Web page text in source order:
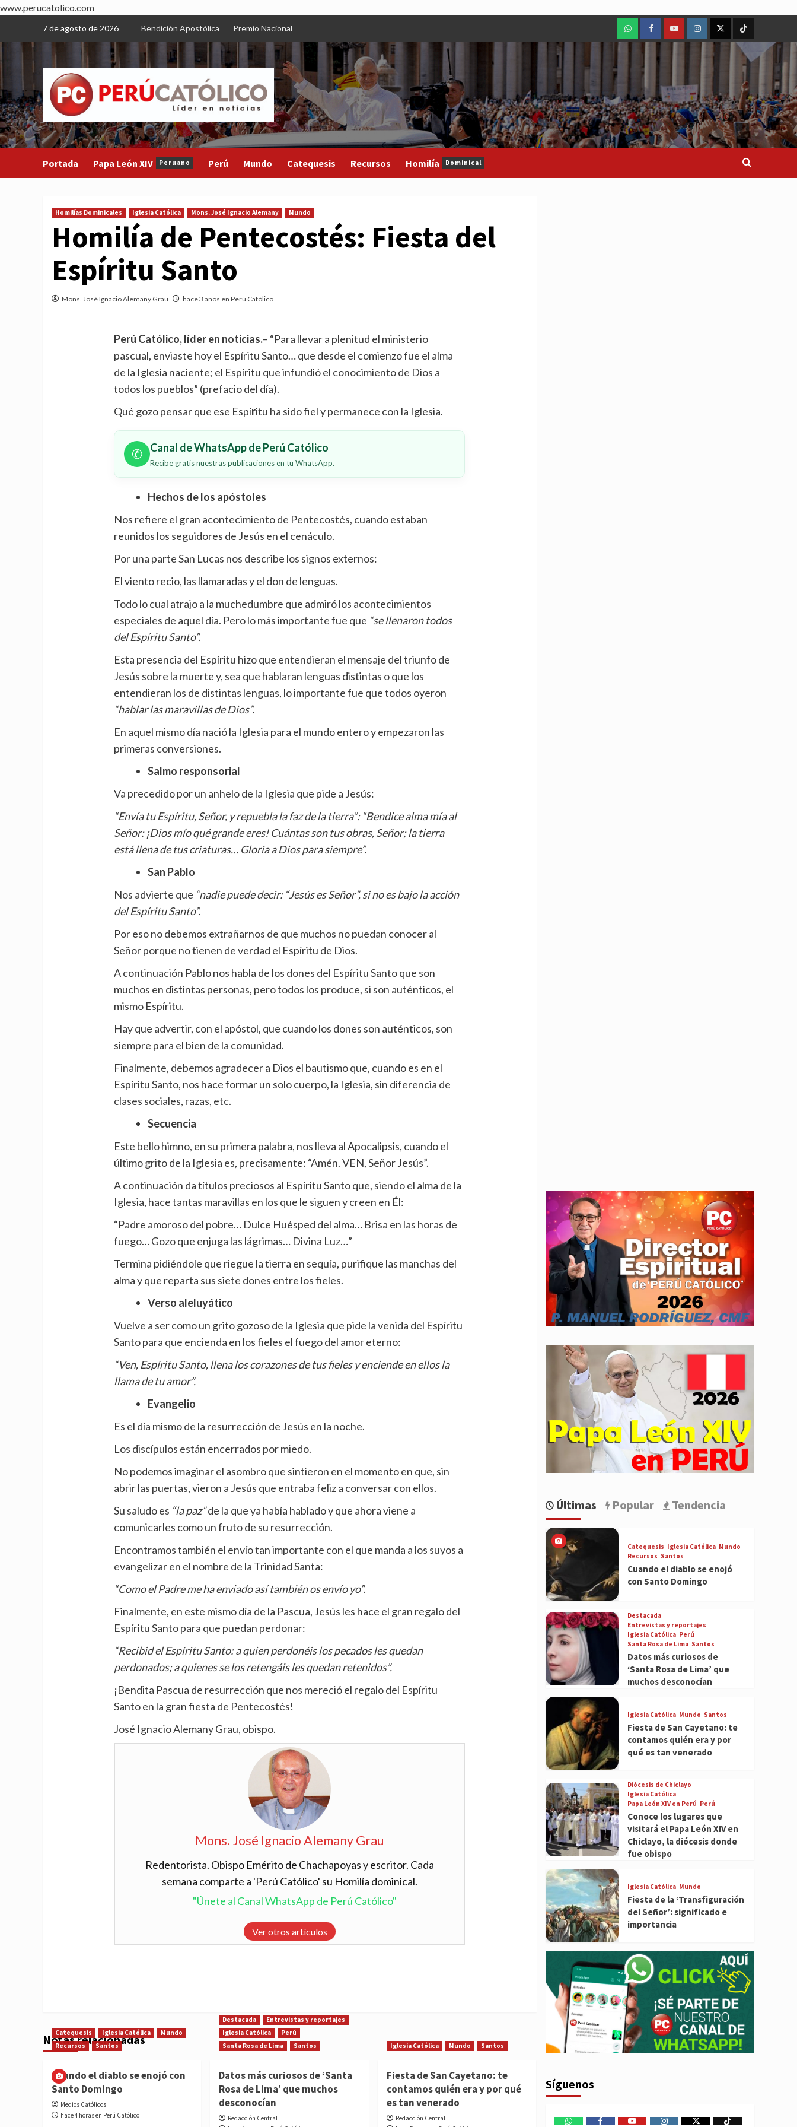
www.perucatolico.com
content
7 de agosto de 2026 Bendición Apostólica Premio Nacional
WhatsAppFacebookYoutubeInstagram
X TikTok
Portada Papa León XIV Peruano Perú Mundo Catequesis Recursos Homilía Dominical
Homilías Dominicales Iglesia Católica Mons. José Ignacio Alemany Mundo
Homilía de Pentecostés: Fiesta del
Espíritu Santo
Mons. José Ignacio Alemany Grau hace 3 años en Perú Católico
Perú Católico, líder en noticias.– “Para llevar a plenitud el ministerio
pascual, enviaste hoy el Espíritu Santo… que desde el comienzo fue el alma
de la Iglesia naciente; el Espíritu que infundió el conocimiento de Dios a
todos los pueblos” (prefacio del día).
Qué gozo pensar que ese Espíritu ha sido fiel y permanece con la Iglesia.
✆ Canal de WhatsApp de Perú Católico
Recibe gratis nuestras publicaciones en tu WhatsApp.
Hechos de los apóstoles
Nos refiere el gran acontecimiento de Pentecostés, cuando estaban
reunidos los seguidores de Jesús en el cenáculo.
Por una parte San Lucas nos describe los signos externos:
El viento recio, las llamaradas y el don de lenguas.
Todo lo cual atrajo a la muchedumbre que admiró los acontecimientos
especiales de aquel día. Pero lo más importante fue que “se llenaron todos
del Espíritu Santo”.
Esta presencia del Espíritu hizo que entendieran el mensaje del triunfo de
Jesús sobre la muerte y, sea que hablaran lenguas distintas o que los
entendieran los de distintas lenguas, lo importante fue que todos oyeron
“hablar las maravillas de Dios”.
En aquel mismo día nació la Iglesia para el mundo entero y empezaron las
primeras conversiones.
Salmo responsorial
Va precedido por un anhelo de la Iglesia que pide a Jesús:
“Envía tu Espíritu, Señor, y repuebla la faz de la tierra”: “Bendice alma mía al
Señor: ¡Dios mío qué grande eres! Cuántas son tus obras, Señor; la tierra
está llena de tus criaturas… Gloria a Dios para siempre”.
San Pablo
Nos advierte que “nadie puede decir: “Jesús es Señor”, si no es bajo la acción
del Espíritu Santo”.
Por eso no debemos extrañarnos de que muchos no puedan conocer al
Señor porque no tienen de verdad el Espíritu de Dios.
A continuación Pablo nos habla de los dones del Espíritu Santo que son
muchos en distintas personas, pero todos los produce, si son auténticos, el
mismo Espíritu.
Hay que advertir, con el apóstol, que cuando los dones son auténticos, son
siempre para el bien de la comunidad.
Finalmente, debemos agradecer a Dios el bautismo que, cuando es en el
Espíritu Santo, nos hace formar un solo cuerpo, la Iglesia, sin diferencia de
clases sociales, razas, etc.
Secuencia
Este bello himno, en su primera palabra, nos lleva al Apocalipsis, cuando el
último grito de la Iglesia es, precisamente: “Amén. VEN, Señor Jesús”.
A continuación da títulos preciosos al Espíritu Santo que, siendo el alma de la
Iglesia, hace tantas maravillas en los que le siguen y creen en Él:
“Padre amoroso del pobre… Dulce Huésped del alma… Brisa en las horas de
fuego… Gozo que enjuga las lágrimas… Divina Luz…”
Termina pidiéndole que riegue la tierra en sequía, purifique las manchas del
alma y que reparta sus siete dones entre los fieles.
Verso aleluyático
Vuelve a ser como un grito gozoso de la Iglesia que pide la venida del Espíritu
Santo para que encienda en los fieles el fuego del amor eterno:
“Ven, Espíritu Santo, llena los corazones de tus fieles y enciende en ellos la
llama de tu amor”.
Evangelio
Es el día mismo de la resurrección de Jesús en la noche.
Los discípulos están encerrados por miedo.
No podemos imaginar el asombro que sintieron en el momento en que, sin
abrir las puertas, vieron a Jesús que entraba feliz a conversar con ellos.
Su saludo es “la paz”de la que ya había hablado y que ahora viene a
comunicarles como un fruto de su resurrección.
Encontramos también el envío tan importante con el que manda a los suyos a
evangelizar en el nombre de la Trinidad Santa:
“Como el Padre me ha enviado así también os envío yo”.
Finalmente, en este mismo día de la Pascua, Jesús les hace el gran regalo del
Espíritu Santo para que puedan perdonar:
“Recibid el Espíritu Santo: a quien perdonéis los pecados les quedan
perdonados; a quienes se los retengáis les quedan retenidos”.
¡Bendita Pascua de resurrección que nos mereció el regalo del Espíritu
Santo en la gran fiesta de Pentecostés!
José Ignacio Alemany Grau, obispo.
Mons. José Ignacio Alemany Grau
Redentorista. Obispo Emérito de Chachapoyas y escritor. Cada
semana comparte a 'Perú Católico' su Homilía dominical.
"Únete al Canal WhatsApp de Perú Católico"
Ver otros artículos
Notas relacionadas
Catequesis Iglesia Católica
Mundo
Recursos
Santos
Cuando el diablo se enojó con
Santo Domingo
Medios Católicos
hace 4 horas en Perú Católico
Destacada
Entrevistas y reportajes
Iglesia Católica
Perú
Santa Rosa de Lima
Santos
Datos más curiosos de ‘Santa
Rosa de Lima’ que muchos
desconocían
Redacción Central
Iglesia Católica Mundo Santos
Fiesta de San Cayetano: te
contamos quién era y por qué
es tan venerado
Redacción Central
Últimas Popular Tendencia
Catequesis Iglesia Católica Mundo
Recursos Santos
Cuando el diablo se enojó
con Santo Domingo
Destacada
Entrevistas y reportajes
Iglesia Católica Perú
Santa Rosa de Lima Santos
Datos más curiosos de
‘Santa Rosa de Lima’ que
muchos desconocían
Iglesia Católica Mundo Santos
Fiesta de San Cayetano: te
contamos quién era y por
qué es tan venerado
Diócesis de Chiclayo
Iglesia Católica
Papa León XIV en Perú Perú
Conoce los lugares que
visitará el Papa León XIV en
Chiclayo, la diócesis donde
fue obispo
Iglesia Católica Mundo
Fiesta de la ‘Transfiguración
del Señor’: significado e
importancia
Síguenos